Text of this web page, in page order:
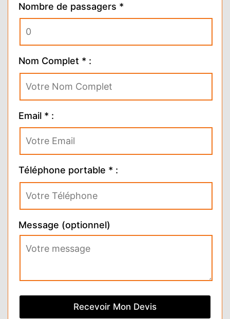
Nombre de passagers *
Nom Complet * :
Email * :
Téléphone portable * :
Message (optionnel)